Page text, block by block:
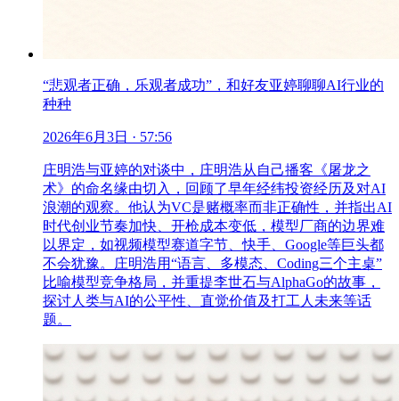
“悲观者正确，乐观者成功”，和好友亚婷聊聊AI行业的
种种
2026年6月3日 · 57:56
庄明浩与亚婷的对谈中，庄明浩从自己播客《屠龙之
术》的命名缘由切入，回顾了早年经纬投资经历及对AI
浪潮的观察。他认为VC是赌概率而非正确性，并指出AI
时代创业节奏加快、开枪成本变低，模型厂商的边界难
以界定，如视频模型赛道字节、快手、Google等巨头都
不会犹豫。庄明浩用“语言、多模态、Coding三个主桌”
比喻模型竞争格局，并重提李世石与AlphaGo的故事，
探讨人类与AI的公平性、直觉价值及打工人未来等话
题。